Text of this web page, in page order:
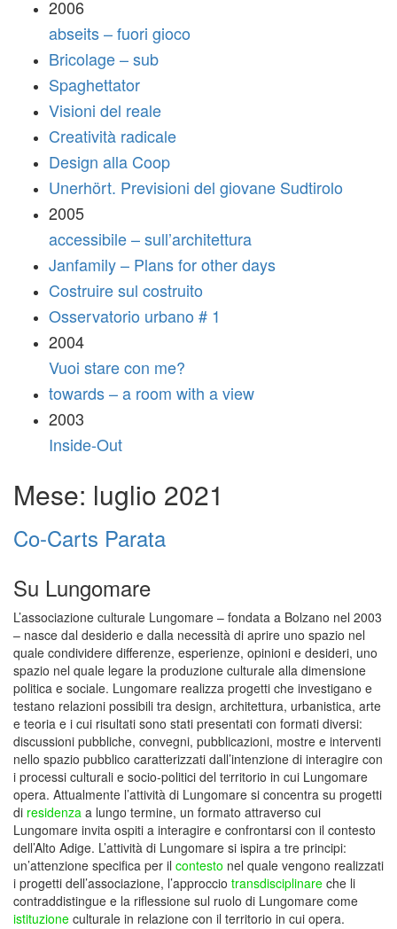
2006
abseits – fuori gioco
Bricolage – sub
Spaghettator
Visioni del reale
Creatività radicale
Design alla Coop
Unerhört. Previsioni del giovane Sudtirolo
2005
accessibile – sull’architettura
Janfamily – Plans for other days
Costruire sul costruito
Osservatorio urbano # 1
2004
Vuoi stare con me?
towards – a room with a view
2003
Inside-Out
Mese: luglio 2021
Co-Carts Parata
Su Lungomare
L’associazione culturale Lungomare – fondata a Bolzano nel 2003
– nasce dal desiderio e dalla necessità di aprire uno spazio nel
quale condividere differenze, esperienze, opinioni e desideri, uno
spazio nel quale legare la produzione culturale alla dimensione
politica e sociale. Lungomare realizza progetti che investigano e
testano relazioni possibili tra design, architettura, urbanistica, arte
e teoria e i cui risultati sono stati presentati con formati diversi:
discussioni pubbliche, convegni, pubblicazioni, mostre e interventi
nello spazio pubblico caratterizzati dall’intenzione di interagire con
i processi culturali e socio-politici del territorio in cui Lungomare
opera. Attualmente l’attività di Lungomare si concentra su progetti
di residenza a lungo termine, un formato attraverso cui
Lungomare invita ospiti a interagire e confrontarsi con il contesto
dell’Alto Adige. L’attività di Lungomare si ispira a tre principi:
un’attenzione specifica per il contesto nel quale vengono realizzati
i progetti dell’associazione, l’approccio transdisciplinare che li
contraddistingue e la riflessione sul ruolo di Lungomare come
istituzione culturale in relazione con il territorio in cui opera.